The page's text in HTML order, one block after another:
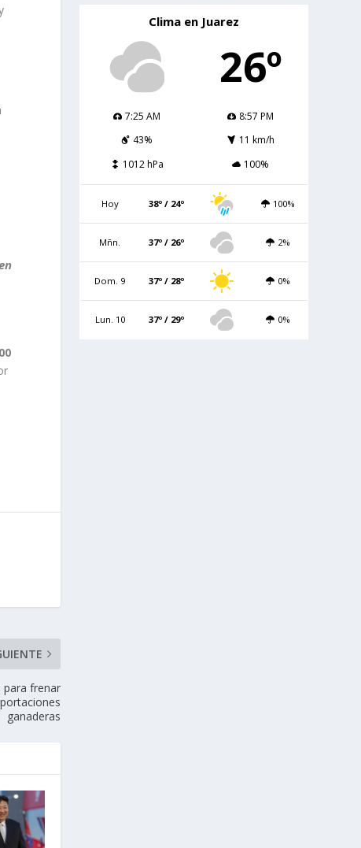
para frenar
ganaderas
Clima en Juarez
26º
7:25 AM
8:57 PM
43%
11 km/h
1012 hPa
100%
Hoy 38º / 24º 100%
Mñn. 37º / 26º 2%
Dom. 9 37º / 28º 0%
Lun. 10 37º / 29º 0%